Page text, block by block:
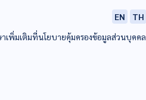
ระเข้
ฉ่ง พระอาทิตย์ยิ้มแฉ่ง
EN
TH
เพิ่มเติมที่นโยบายคุ้มครองข้อมูลส่วนบุคคล